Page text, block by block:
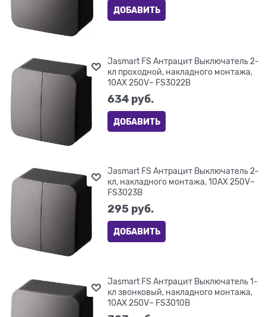
ДОБАВИТЬ
Jasmart FS Антрацит Выключатель 2-
кл проходной, накладного монтажа,
10AX 250V~ FS3022B
634 руб.
ДОБАВИТЬ
Jasmart FS Антрацит Выключатель 2-
кл, накладного монтажа, 10AX 250V~
FS3023B
295 руб.
ДОБАВИТЬ
Jasmart FS Антрацит Выключатель 1-
кл звонковый, накладного монтажа,
10AX 250V~ FS3010B